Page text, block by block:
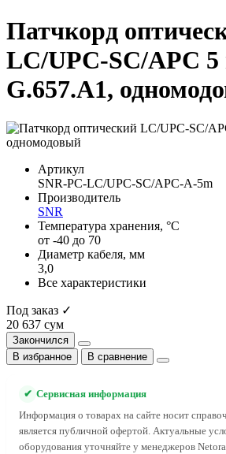
Патчкорд
LC/UPC-SC/APC 5
G.657.A1,
Артикул
SNR-PC-LC/UPC-SC/APC-A-5m
Производитель
SNR
Температура хранения, °C
от -40 до 70
Диаметр кабеля, мм
3,0
Все характеристики
Под заказ ✓
20 637 сум
Закончился
В избранное
В сравнение
✔ Сервисная информация
Информация о товарах на сайте носит
является публичной офертой. Актуальные
оборудования уточняйте у менеджеров